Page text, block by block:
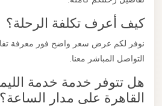
كيف أعرف تكلفة الرحلة؟
نوفر لكم عرض سعر واضح فور معرفة
التواصل المباشر معنا.
هل تتوفر خدمة خدمة
القاهرة على مدار الساعة؟